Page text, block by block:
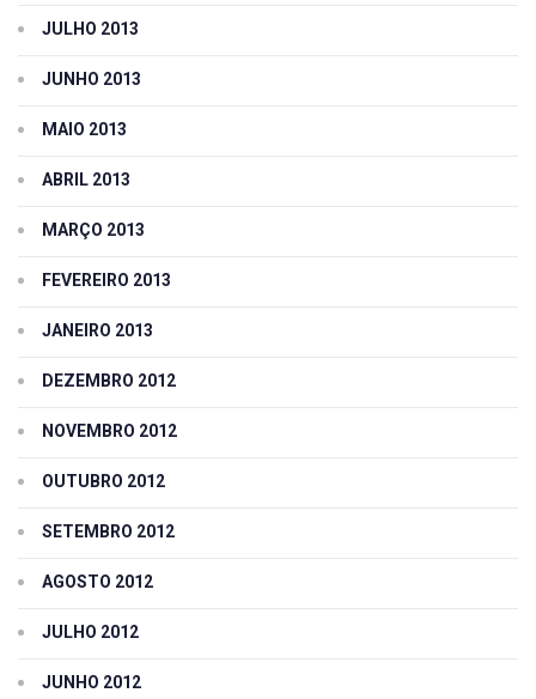
JULHO 2013
JUNHO 2013
MAIO 2013
ABRIL 2013
MARÇO 2013
FEVEREIRO 2013
JANEIRO 2013
DEZEMBRO 2012
NOVEMBRO 2012
OUTUBRO 2012
SETEMBRO 2012
AGOSTO 2012
JULHO 2012
JUNHO 2012